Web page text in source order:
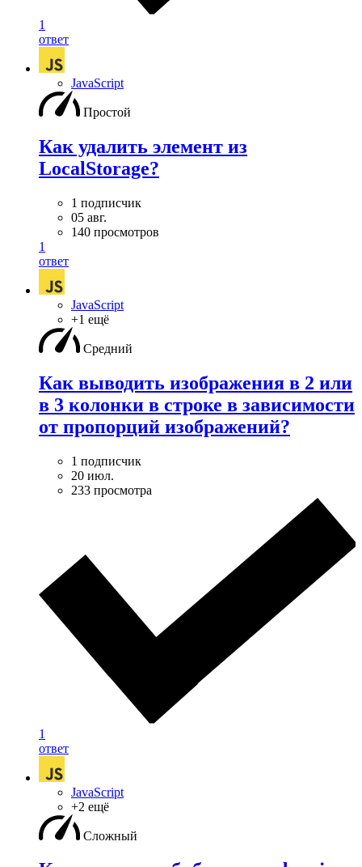
1
ответ
JavaScript
Простой
Как удалить элемент из
LocalStorage?
1 подписчик
05 авг.
140 просмотров
1
ответ
JavaScript
+1 ещё
Средний
Как выводить изображения в 2 или
в 3 колонки в строке в зависимости
от пропорций изображений?
1 подписчик
20 июл.
233 просмотра
1
ответ
JavaScript
+2 ещё
Сложный